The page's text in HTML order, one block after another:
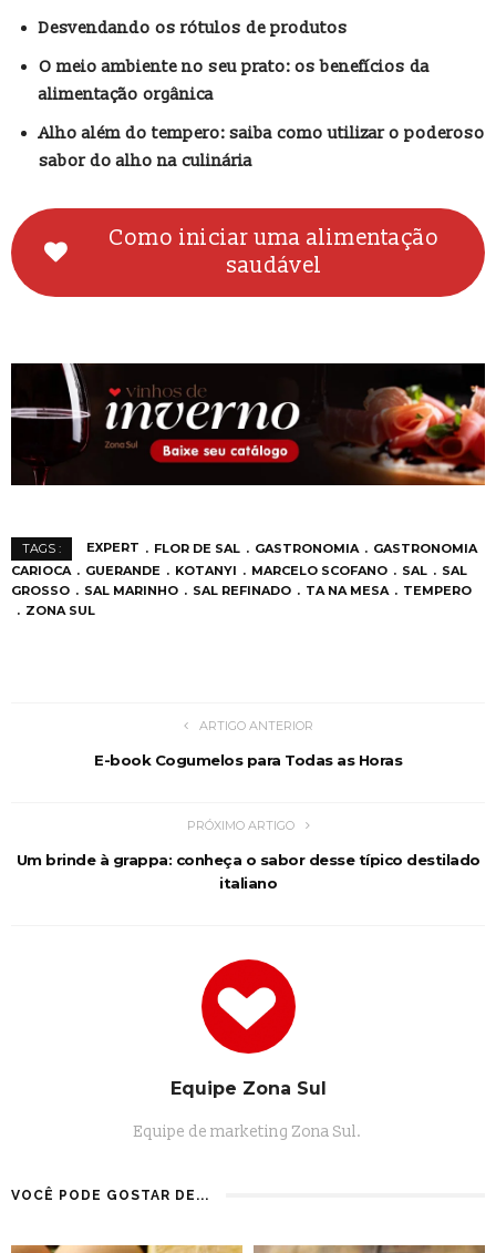
Desvendando os rótulos de produtos
O meio ambiente no seu prato: os benefícios da
alimentação orgânica
Alho além do tempero: saiba como utilizar o poderoso
sabor do alho na culinária
Como iniciar uma alimentação
saudável
TAGS : EXPERT FLOR DE SAL GASTRONOMIA
GASTRONOMIA
CARIOCA
GUERANDE KOTANYI MARCELO SCOFANO SAL
SAL
GROSSO
SAL MARINHO SAL REFINADO TA NA MESA
TEMPERO
ZONA SUL
ARTIGO ANTERIOR
E-book Cogumelos para Todas as Horas
PRÓXIMO ARTIGO
Um brinde à grappa: conheça o sabor desse típico destilado
italiano
Equipe Zona Sul
Equipe de marketing Zona Sul.
VOCÊ PODE GOSTAR DE...